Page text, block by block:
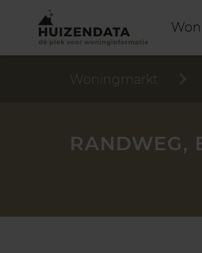
Woningmarkt
RANDWEG,